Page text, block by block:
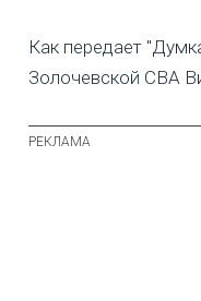
Как передает
Золочевской СВА